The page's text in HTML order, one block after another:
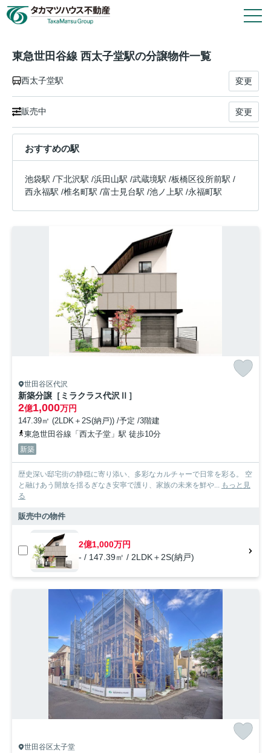
タカマツハウス物件
その他の仲介物件はこちら
タカマツハウス分譲物件のご案内や各種お手続き
は、タカマツハウス不動産株式会社が窓口として
対応いたします。
お問い合わせ
東急世田谷線 西太子堂駅の分譲物件一覧
西太子堂駅 変更
販売中 変更
おすすめの駅
池袋駅 /下北沢駅 /浜田山駅 /武蔵境駅 /板橋区役所前駅 /
西永福駅 /椎名町駅 /富士見台駅 /池ノ上駅 /永福町駅
2件 2 戸
世田谷区代沢
新築分譲［ミラクラス代沢Ⅱ］
2億1,000万円
147.39㎡ (2LDK＋2S(納戸)) /予定 /3階建
東急世田谷線「西太子堂」駅 徒歩10分
新築
歴史深い邸宅街の静穏に寄り添い、多彩なカルチャーで日常を彩る。 空
と融けあう開放を揺るぎなき安寧で護り、家族の未来を鮮や...
もっと見
る
販売中の物件
2億1,000万円
- / 147.39㎡ / 2LDK＋2S(納戸)
世田谷区太子堂